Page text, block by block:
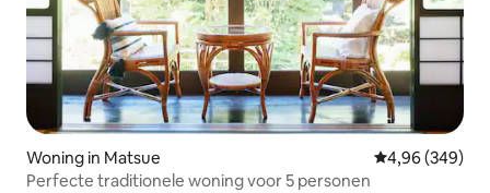
Woning in Matsue Gemiddelde
4,96 (349)
Perfecte traditionele woning voor 5 personen